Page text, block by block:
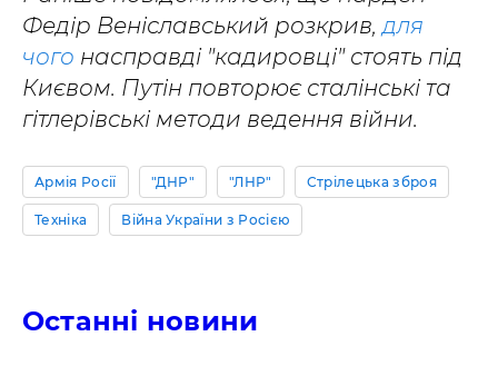
Федір Веніславський розкрив,для
чого насправді "кадировці" стоять під
Києвом. Путін повторює сталінські та
гітлерівські методи ведення війни.
Армія Росії "ДНР" "ЛНР" Стрілецька зброя
Техніка Війна України з Росією
Останні новини